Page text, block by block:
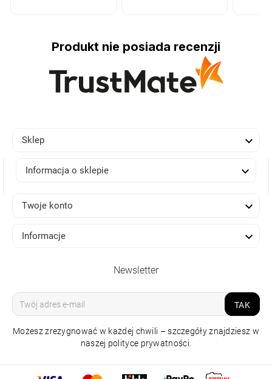
Produkt nie posiada recenzji
Sklep 
Informacja o sklepie 
Twoje konto 
Informacje 
Newsletter
TAK
Możesz zrezygnować w każdej chwili – szczegóły znajdziesz w
naszej polityce prywatności.